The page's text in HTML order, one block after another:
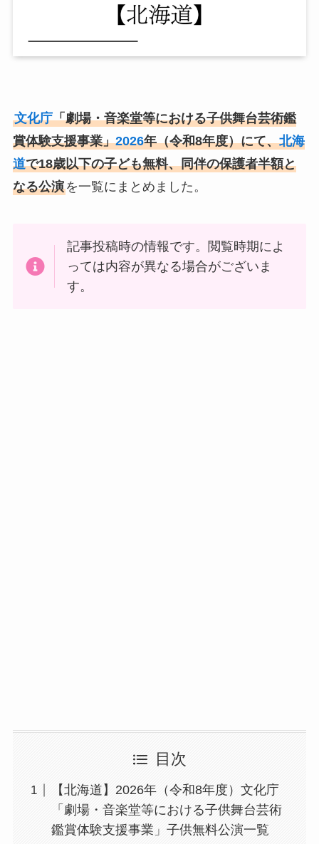
文化庁「劇場・音楽堂等における子供舞台芸術鑑
賞体験支援事業」2026年（令和8年度）にて、北海
道で18歳以下の子ども無料、同伴の保護者半額と
なる公演を一覧にまとめました。
記事投稿時の情報です。閲覧時期によ
っては内容が異なる場合がございま
す。
目次
【北海道】2026年（令和8年度）文化庁
「劇場・音楽堂等における子供舞台芸術
鑑賞体験支援事業」子供無料公演一覧